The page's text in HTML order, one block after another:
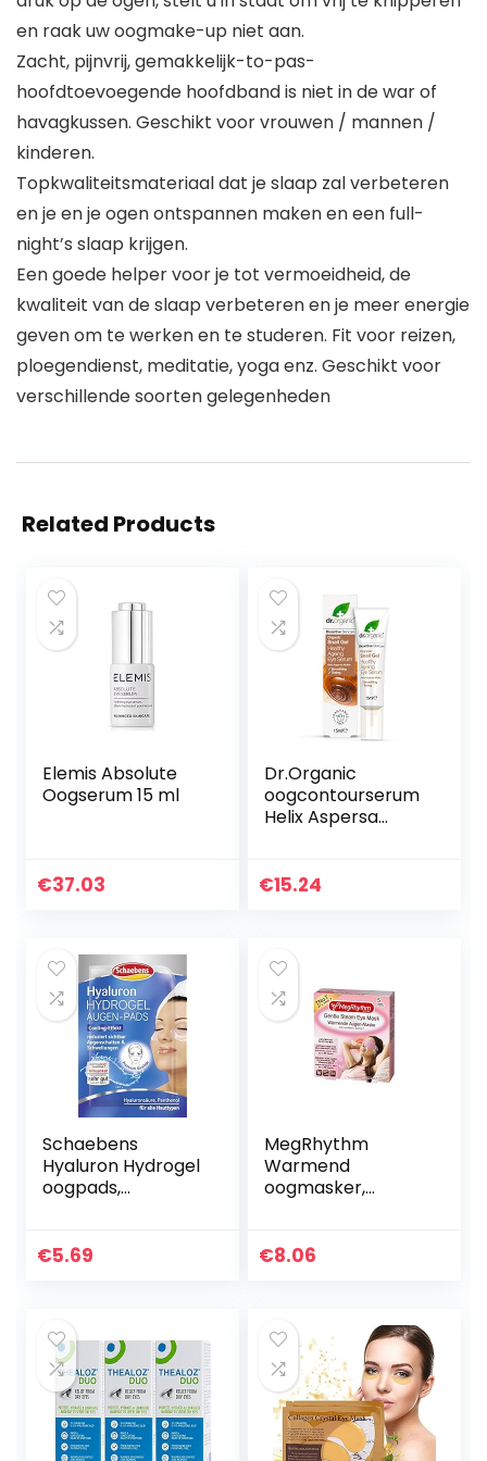
en raak uw oogmake-up niet aan.
Zacht, pijnvrij, gemakkelijk-to-pas-
hoofdtoevoegende hoofdband is niet in de war of
havagkussen. Geschikt voor vrouwen / mannen /
kinderen.
Topkwaliteitsmateriaal dat je slaap zal verbeteren
en je en je ogen ontspannen maken en een full-
night’s slaap krijgen.
Een goede helper voor je tot vermoeidheid, de
kwaliteit van de slaap verbeteren en je meer energie
geven om te werken en te studeren. Fit voor reizen,
ploegendienst, meditatie, yoga enz. Geschikt voor
verschillende soorten gelegenheden
Related Products
Elemis Absolute
Oogserum 15 ml
€37.03
Dr.Organic
oogcontourserum
Helix Aspersa
€15.24
Schaebens
Hyaluron Hydrogel
oogpads,
oogschaduw en
€5.69
MegRhythm
Warmend
oogmasker,
damp, parfumvrij,
€8.06